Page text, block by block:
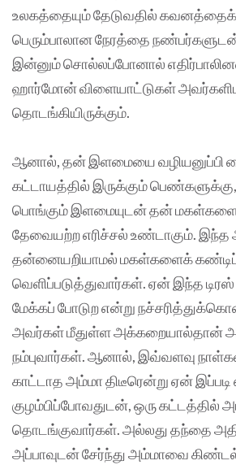
உலகத்தையும் தேடுவதில் கவனத்தைக்
பெரும்பாலான நேரத்தை
இன்னும் சொல்லப்போனால்
ஹார்மோன் விளையாட்டுகள்
தொடங்கியிருக்கும்.
ஆனால், தன் இளமையை வழியனுப்பி
கட்டாயத்தில் இருக்கும்
பொங்கும் இளமையுடன் தன்
தேவையற்ற எரிச்சல் உண்டாகும்.
தன்னையறியாமல் மகள்களைக்
வெளிப்படுத்துவார்கள். ஏன் இந்த டிரஸ்
மேக்கப் போடுற என்று
அவர்கள் மீதுள்ள அக்கறையால்தான்
நம்புவார்கள். ஆனால், இவ்வளவு
காட்டாத அம்மா திடீரென்று ஏன்
குழம்பிப்போவதுடன், ஒரு கட்டத்தில்
தொடங்குவார்கள். அல்லது தந்தை
அப்பாவுடன் சேர்ந்து அம்மாவை